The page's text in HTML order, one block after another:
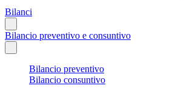
Bilanci
Bilancio preventivo e consuntivo
Bilancio preventivo
Bilancio consuntivo